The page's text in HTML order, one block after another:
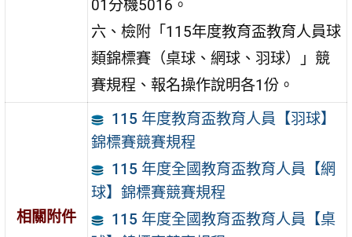
01分機5016。
六、檢附「115年度教育盃教育人員球
類錦標賽（桌球、網球、羽球）」競
賽規程、報名操作說明各1份。
相關附件
115 年度教育盃教育人員【羽球】
錦標賽競賽規程
115 年度全國教育盃教育人員【網
球】錦標賽競賽規程
115 年度全國教育盃教育人員【桌